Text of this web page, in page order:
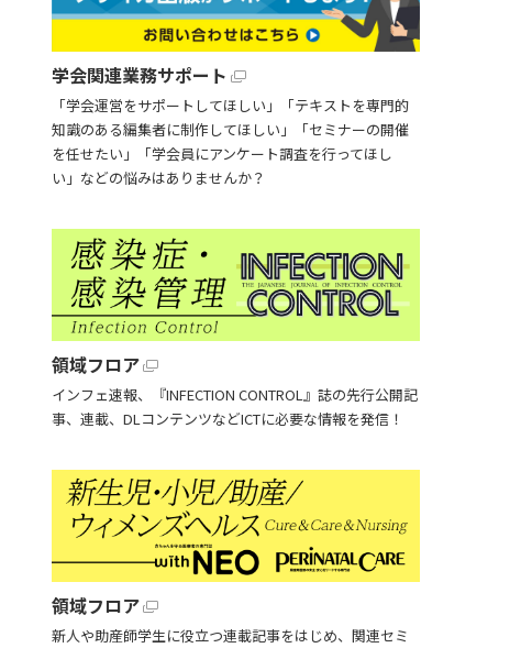
学会関連業務サポート
「学会運営をサポートしてほしい」「テキストを専門的
知識のある編集者に制作してほしい」「セミナーの開催
を任せたい」「学会員にアンケート調査を行ってほし
い」などの悩みはありませんか？
領域フロア
インフェ速報、『INFECTION CONTROL』誌の先行公開記
事、連載、DLコンテンツなどICTに必要な情報を発信！
領域フロア
新人や助産師学生に役立つ連載記事をはじめ、関連セミ